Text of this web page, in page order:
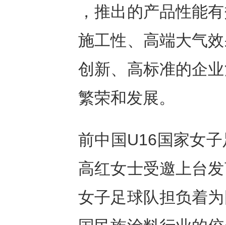
，推出的产品性能
施工性、高端大气
创新、高标准的企
繁荣和发展。
前中国U16国家女
高红女士受邀上台
女子足球队担负着